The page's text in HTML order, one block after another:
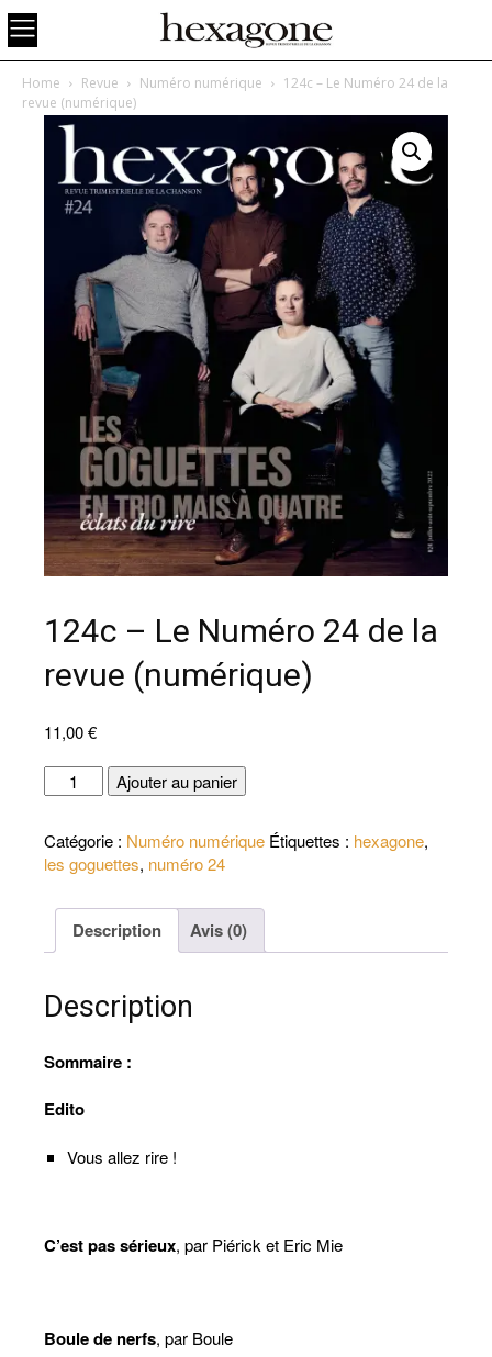
Home Revue Numéro numérique
124c – Le Numéro 24 de la
revue (numérique)
124c – Le Numéro 24 de la
revue (numérique)
11,00€
quantité
de
-
Le
24
la
(numérique)
Ajouter au panier
Catégorie : Numéro numérique Étiquettes : hexagone,
les goguettes, numéro 24
Description Avis (0)
Description
Sommaire :
Edito
Vous allez rire !
C’est pas sérieux, par Piérick et Eric Mie
Boule de nerfs, par Boule